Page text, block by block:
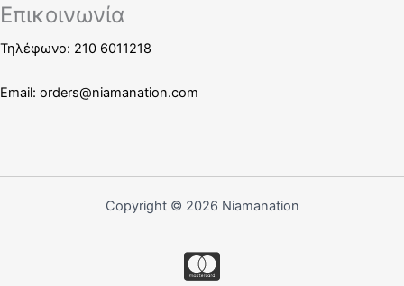
Επικοινωνία
Τηλέφωνο: 210 6011218
Email: orders@niamanation.com
Copyright © 2026 Niamanation